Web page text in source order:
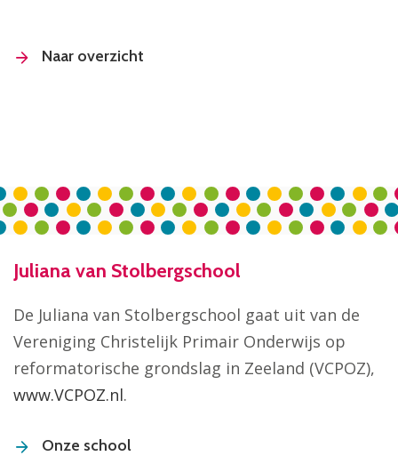
Naar overzicht
Juliana van Stolbergschool
De Juliana van Stolbergschool gaat uit van de
Vereniging Christelijk Primair Onderwijs op
reformatorische grondslag in Zeeland (VCPOZ),
www.VCPOZ.nl.
Onze school